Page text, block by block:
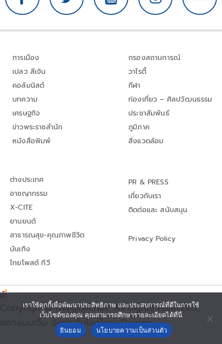
การเมือง
เปลว สีเงิน
คอลัมนิสต์
บทความ
เศรษฐกิจ
ข่าวพระราชสำนัก
หนังสือพิมพ์
กรองสถานการณ์
วาไรตี้
กีฬา
ท่องเที่ยว – ศิลปวัฒนธรรม
ประชาสัมพันธ์
ภูมิภาค
สิ่งแวดล้อม
ต่างประเทศ
อาชญากรรม
X-CITE
ยานยนต์
สาธารณสุข-คุณภาพชีวิต
บันเทิง
ไทยโพสต์ ทีวี
PR & PRESS
เกี่ยวกับเรา
ติดต่อและ สนับสนุน
Privacy Policy
Copyright© thaipost.net, All rights reserved.,
ออกแบบเว็บ จัดทำเว็บไซต์โดย iDesign
เราใช้คุกกี้เพื่อพัฒนาประสิทธิภาพ และประสบการณ์ที่ดีในการใช้
เว็บไซต์ของคุณ คุณสามารถศึกษารายละเอียดได้ที่นี่
ยินยอม
นโยบายความเป็นส่วนตัว